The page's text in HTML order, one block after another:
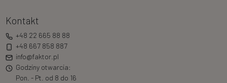
Kontakt
+48 22 665 88 88
+48 667 858 887
info@faktor.pl
Godziny otwarcia:
Pon. - Pt. od 8 do 16